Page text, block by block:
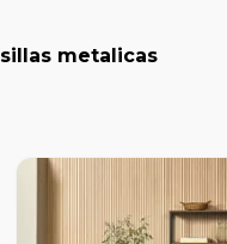
sillas metalicas